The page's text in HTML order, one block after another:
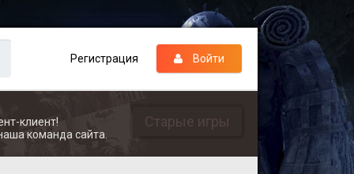
Регистрация Войти
Старые игры
клиент!
команда сайта.